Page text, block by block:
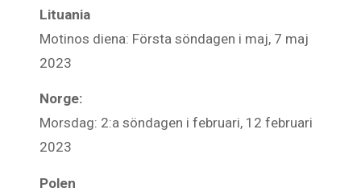
Lituania
Motinos diena: Första söndagen i maj, 7 maj
2023
Norge:
Morsdag: 2:a söndagen i februari, 12 februari
2023
Polen